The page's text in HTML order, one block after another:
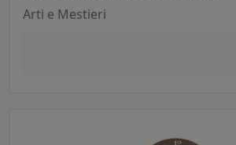
Arti e Mestieri